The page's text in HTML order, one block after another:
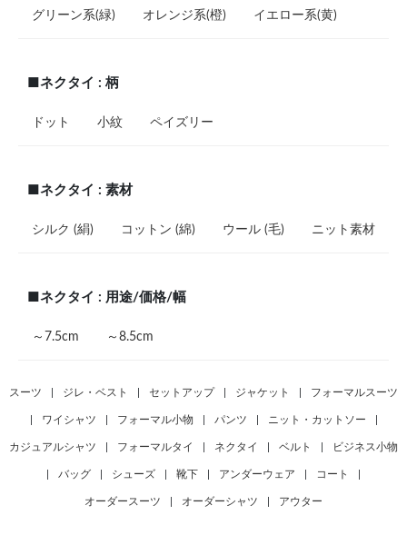
グリーン系(緑) オレンジ系(橙) イエロー系(黄)
■ネクタイ : 柄
ドット 小紋 ペイズリー
■ネクタイ : 素材
シルク (絹) コットン (綿) ウール (毛) ニット素材
■ネクタイ : 用途/価格/幅
～7.5cm ～8.5cm
スーツ ジレ・ベスト セットアップ ジャケット フォーマルスーツ
ワイシャツ フォーマル小物 パンツ ニット・カットソー
カジュアルシャツ フォーマルタイ ネクタイ ベルト ビジネス小物
バッグ シューズ 靴下 アンダーウェア コート
オーダースーツ オーダーシャツ アウター